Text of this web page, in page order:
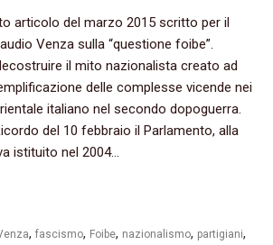
articolo del marzo 2015 scritto per il
Venza sulla “questione foibe”.
il mito nazionalista creato ad
delle complesse vicende nei
italiano nel secondo dopoguerra.
del 10 febbraio il Parlamento, alla
istituito nel 2004…
,fascismo, Foibe, nazionalismo, partigiani,